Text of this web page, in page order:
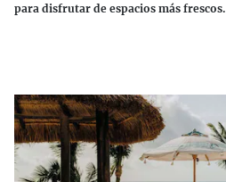
para disfrutar de espacios más frescos.